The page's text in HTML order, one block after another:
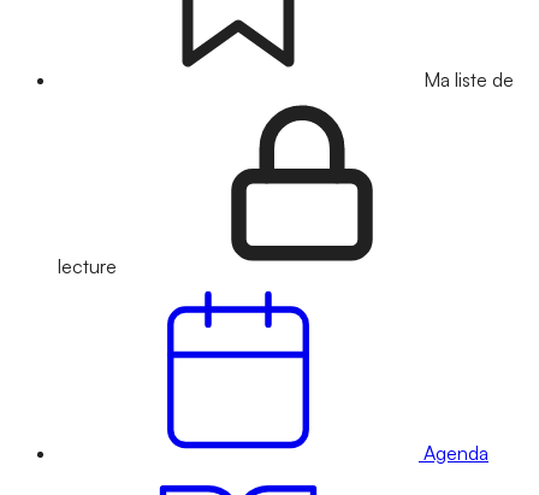
Ma liste de
lecture
Agenda